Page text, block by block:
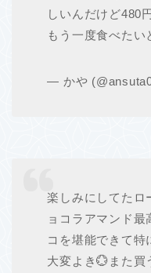
しいんだけど480
もう一度食べたい
— かや
楽しみにしてたロ
ョコラアマンド最
コを堪能できて特
大変よき💮また買